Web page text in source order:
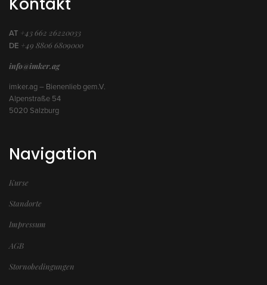
AT +43 662 26220033
DE +49 8806 6809000
info@imker.ag
imker.ag – Bienenlieb gem.V.
Alpenstraße 54
5020 Salzburg
Navigation
Kurse
Standorte
Impressum
AGB
Stornobedingungen